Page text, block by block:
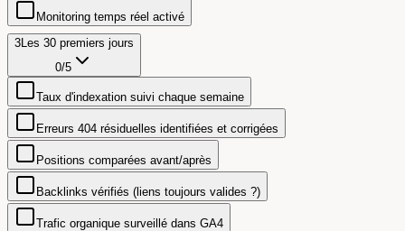
Monitoring temps réel activé
3Les 30 premiers jours
0/5
Taux d'indexation suivi chaque semaine
Erreurs 404 résiduelles identifiées et corrigées
Positions comparées avant/après
Backlinks vérifiés (liens toujours valides ?)
Trafic organique surveillé dans GA4